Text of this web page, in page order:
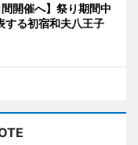
開催へ】祭り期間中
する初宿和夫八王子